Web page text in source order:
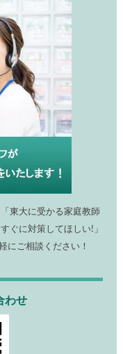
東大に受かる家庭教師
ぐに対策してほしい!」
にご相談ください！
わせ